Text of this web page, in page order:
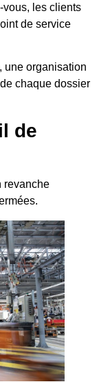
vous, les clients
de service
une organisation
chaque dossier
de
revanche